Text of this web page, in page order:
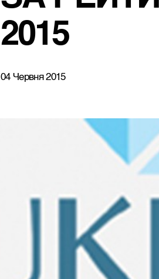
2015
04 Червня 2015